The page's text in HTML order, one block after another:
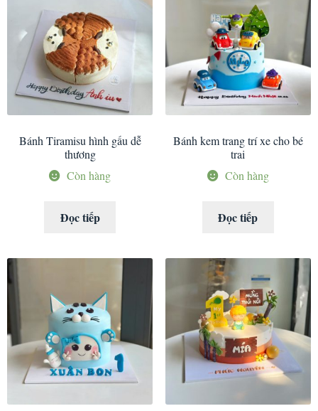
Bánh Tiramisu hình gấu dễ
thương
Còn hàng
Đọc tiếp
Bánh kem trang trí xe cho bé
trai
Còn hàng
Đọc tiếp